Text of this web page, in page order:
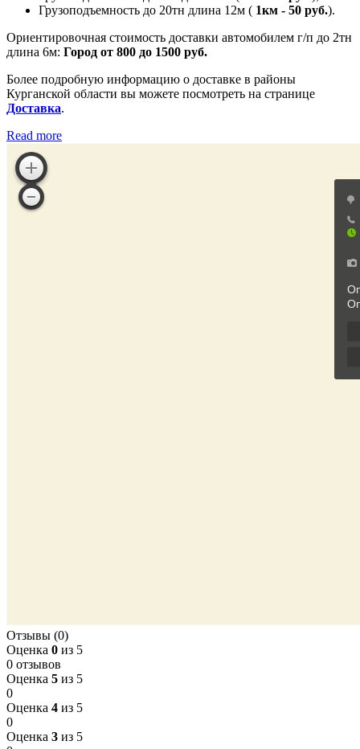
Грузоподъемность до 20тн длина 12м ( 1км - 50 руб.).
Ориентировочная стоимость доставки автомобилем г/п до 2тн
длина 6м: Город от 800 до 1500 руб.
Более подробную информацию о доставке в районы
Курганской области вы можете посмотреть на странице
Доставка.
Read more
Отзывы (0)
Оценка 0 из 5
0 отзывов
Оценка 5 из 5
0
Оценка 4 из 5
0
Оценка 3 из 5